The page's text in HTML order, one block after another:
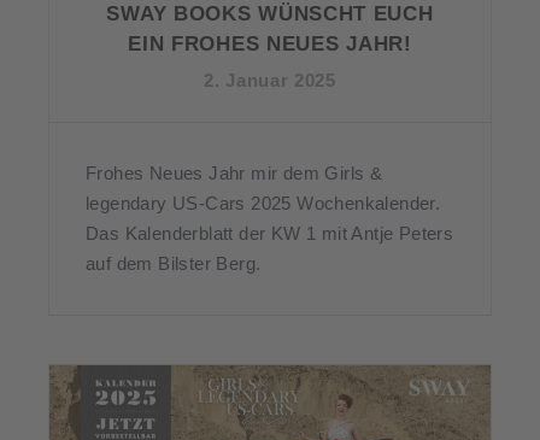
SWAY BOOKS WÜNSCHT EUCH
EIN FROHES NEUES JAHR!
2. Januar 2025
Frohes Neues Jahr mir dem Girls &
legendary US-Cars 2025 Wochenkalender.
Das Kalenderblatt der KW 1 mit Antje Peters
auf dem Bilster Berg.